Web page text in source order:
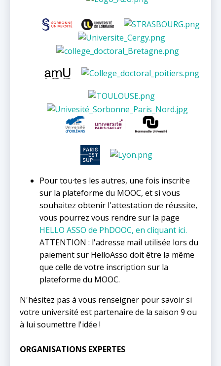
Pour tou·te·s les autres, une fois inscrit·e
sur la plateforme du MOOC, et si vous
souhaitez obtenir l'attestation de réussite,
vous pourrez vous rendre sur la page
HELLO ASSO de PhDOOC, en cliquant ici.
ATTENTION : l'adresse mail utilisée lors du
paiement sur HelloAsso doit être la même
que celle de votre inscription sur la
plateforme du MOOC.
N'hésitez pas à vous renseigner pour savoir si
votre université est partenaire de la saison 9 ou
à lui soumettre l'idée !
ORGANISATIONS EXPERTES